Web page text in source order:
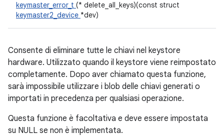
keymaster_error_t (* delete_all_keys)(const struct
keymaster2_device *dev)
Consente di eliminare tutte le chiavi nel keystore
hardware. Utilizzato quando il keystore viene reimpostato
completamente. Dopo aver chiamato questa funzione,
sarà impossibile utilizzare i blob delle chiavi generati o
importati in precedenza per qualsiasi operazione.
Questa funzione è facoltativa e deve essere impostata
su NULL se non è implementata.